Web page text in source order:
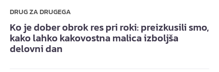
DRUG ZA DRUGEGA
Ko je dober obrok res pri roki: preizkusili smo,
kako lahko kakovostna malica izboljša
delovni dan